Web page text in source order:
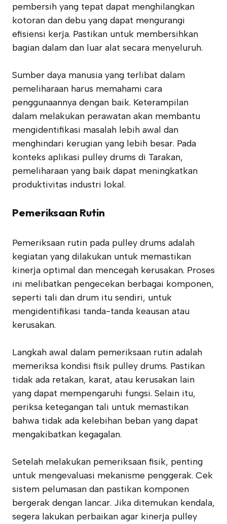
pembersih yang tepat dapat menghilangkan
kotoran dan debu yang dapat mengurangi
efisiensi kerja. Pastikan untuk membersihkan
bagian dalam dan luar alat secara menyeluruh.
Sumber daya manusia yang terlibat dalam
pemeliharaan harus memahami cara
penggunaannya dengan baik. Keterampilan
dalam melakukan perawatan akan membantu
mengidentifikasi masalah lebih awal dan
menghindari kerugian yang lebih besar. Pada
konteks aplikasi pulley drums di Tarakan,
pemeliharaan yang baik dapat meningkatkan
produktivitas industri lokal.
Pemeriksaan Rutin
Pemeriksaan rutin pada pulley drums adalah
kegiatan yang dilakukan untuk memastikan
kinerja optimal dan mencegah kerusakan. Proses
ini melibatkan pengecekan berbagai komponen,
seperti tali dan drum itu sendiri, untuk
mengidentifikasi tanda-tanda keausan atau
kerusakan.
Langkah awal dalam pemeriksaan rutin adalah
memeriksa kondisi fisik pulley drums. Pastikan
tidak ada retakan, karat, atau kerusakan lain
yang dapat mempengaruhi fungsi. Selain itu,
periksa ketegangan tali untuk memastikan
bahwa tidak ada kelebihan beban yang dapat
mengakibatkan kegagalan.
Setelah melakukan pemeriksaan fisik, penting
untuk mengevaluasi mekanisme penggerak. Cek
sistem pelumasan dan pastikan komponen
bergerak dengan lancar. Jika ditemukan kendala,
segera lakukan perbaikan agar kinerja pulley